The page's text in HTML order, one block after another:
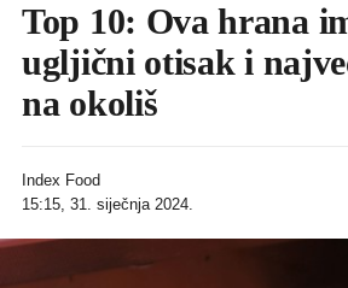
Top 10: Ova hrana
ugljični otisak i
na okoliš
Index Food
15:15, 31. siječnja 2024.